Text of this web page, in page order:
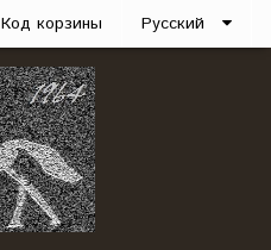
Русский
Код корзины